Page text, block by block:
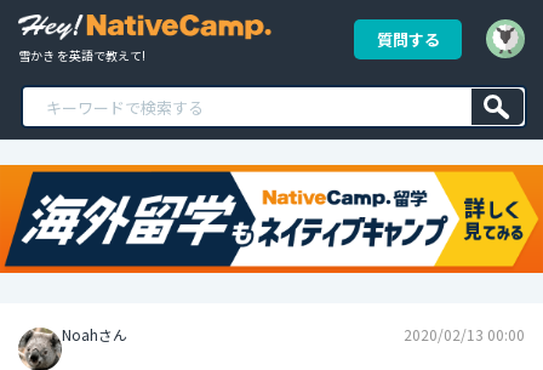
雪かき を英語で教えて!
質問する
Noahさん 2020/02/13 00:00